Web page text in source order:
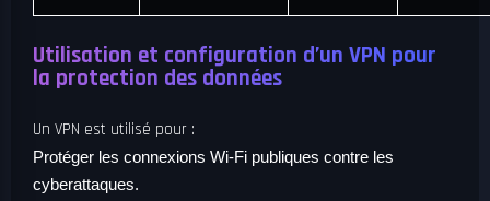
Utilisation et configuration d’un VPN pour
la protection des données
Un VPN est utilisé pour :
Protéger les connexions Wi-Fi publiques contre les
cyberattaques.